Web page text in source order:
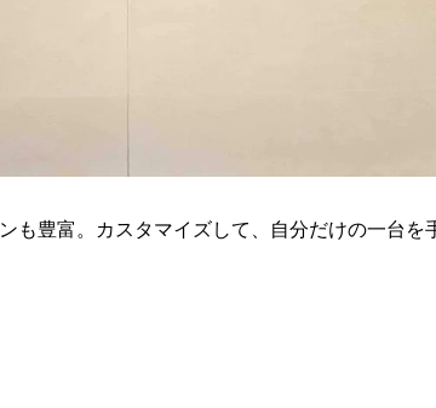
も豊富。カスタマイズして、自分だけの一台を